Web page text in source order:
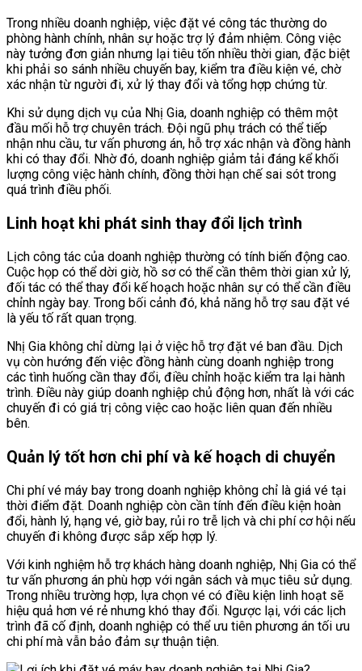
Trong nhiều doanh nghiệp, việc đặt vé công tác thường do
phòng hành chính, nhân sự hoặc trợ lý đảm nhiệm. Công việc
này tưởng đơn giản nhưng lại tiêu tốn nhiều thời gian, đặc biệt
khi phải so sánh nhiều chuyến bay, kiểm tra điều kiện vé, chờ
xác nhận từ người đi, xử lý thay đổi và tổng hợp chứng từ.
Khi sử dụng dịch vụ của Nhị Gia, doanh nghiệp có thêm một
đầu mối hỗ trợ chuyên trách. Đội ngũ phụ trách có thể tiếp
nhận nhu cầu, tư vấn phương án, hỗ trợ xác nhận và đồng hành
khi có thay đổi. Nhờ đó, doanh nghiệp giảm tải đáng kể khối
lượng công việc hành chính, đồng thời hạn chế sai sót trong
quá trình điều phối.
Linh hoạt khi phát sinh thay đổi lịch trình
Lịch công tác của doanh nghiệp thường có tính biến động cao.
Cuộc họp có thể dời giờ, hồ sơ có thể cần thêm thời gian xử lý,
đối tác có thể thay đổi kế hoạch hoặc nhân sự có thể cần điều
chỉnh ngày bay. Trong bối cảnh đó, khả năng hỗ trợ sau đặt vé
là yếu tố rất quan trọng.
Nhị Gia không chỉ dừng lại ở việc hỗ trợ đặt vé ban đầu. Dịch
vụ còn hướng đến việc đồng hành cùng doanh nghiệp trong
các tình huống cần thay đổi, điều chỉnh hoặc kiểm tra lại hành
trình. Điều này giúp doanh nghiệp chủ động hơn, nhất là với các
chuyến đi có giá trị công việc cao hoặc liên quan đến nhiều
bên.
Quản lý tốt hơn chi phí và kế hoạch di chuyển
Chi phí vé máy bay trong doanh nghiệp không chỉ là giá vé tại
thời điểm đặt. Doanh nghiệp còn cần tính đến điều kiện hoàn
đổi, hành lý, hạng vé, giờ bay, rủi ro trễ lịch và chi phí cơ hội nếu
chuyến đi không được sắp xếp hợp lý.
Với kinh nghiệm hỗ trợ khách hàng doanh nghiệp, Nhị Gia có thể
tư vấn phương án phù hợp với ngân sách và mục tiêu sử dụng.
Trong nhiều trường hợp, lựa chọn vé có điều kiện linh hoạt sẽ
hiệu quả hơn vé rẻ nhưng khó thay đổi. Ngược lại, với các lịch
trình đã cố định, doanh nghiệp có thể ưu tiên phương án tối ưu
chi phí mà vẫn bảo đảm sự thuận tiện.